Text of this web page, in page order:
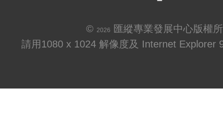
© 2026
匯縱專業發展中心版權
請用1080 x 1024 解像度及 Internet Explorer